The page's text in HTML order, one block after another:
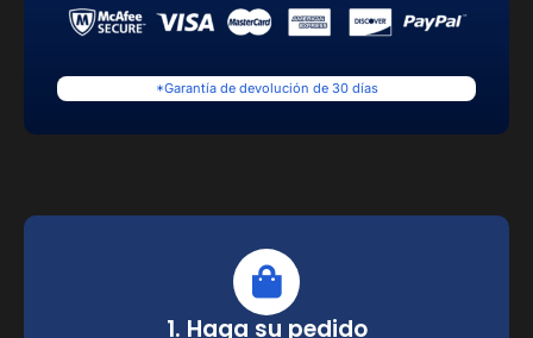
*Garantía de devolución de 30 días
1. Haga su pedido